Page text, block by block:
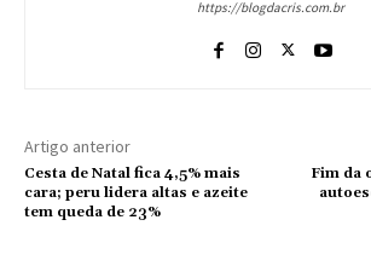
https://blogdacris.com.br
Artigo anterior
Cesta de Natal fica 4,5% mais
cara; peru lidera altas e azeite
tem queda de 23%
Fim da